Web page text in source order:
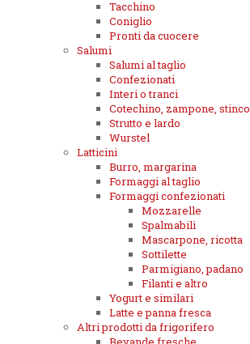
Tacchino
Coniglio
Pronti da cuocere
Salumi
Salumi al taglio
Confezionati
Interi o tranci
Cotechino, zampone, stinco
Strutto e lardo
Wurstel
Latticini
Burro, margarina
Formaggi al taglio
Formaggi confezionati
Mozzarelle
Spalmabili
Mascarpone, ricotta
Sottilette
Parmigiano, padano
Filanti e altro
Yogurt e similari
Latte e panna fresca
Altri prodotti da frigorifero